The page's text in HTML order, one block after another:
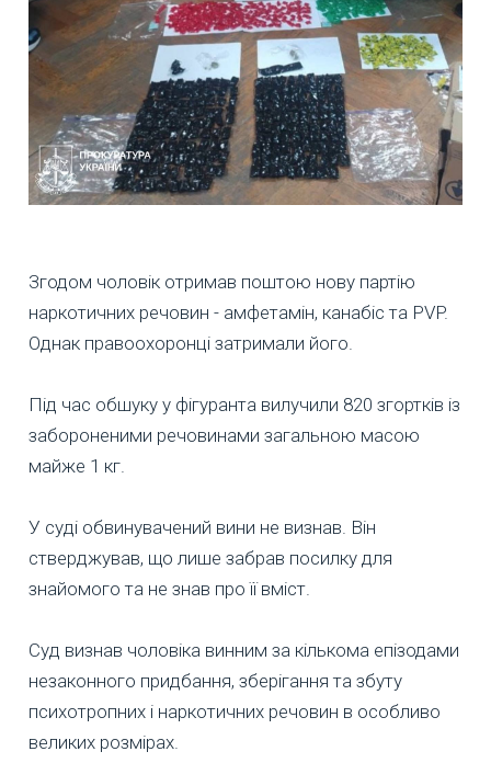
Згодом чоловік отримав поштою нову партію
наркотичних речовин - амфетамін, канабіс та PVP.
Однак правоохоронці затримали його.
Під час обшуку у фігуранта вилучили 820 згортків із
забороненими речовинами загальною масою
майже 1 кг.
У суді обвинувачений вини не визнав. Він
стверджував, що лише забрав посилку для
знайомого та не знав про її вміст.
Суд визнав чоловіка винним за кількома епізодами
незаконного придбання, зберігання та збуту
психотропних і наркотичних речовин в особливо
великих розмірах.